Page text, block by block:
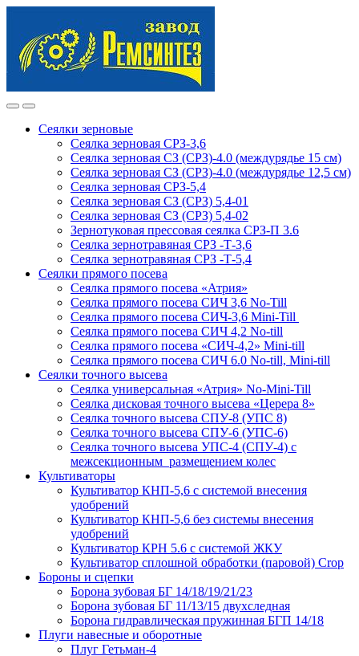
navigation
content
Сеялки зерновые
Сеялка зерновая СРЗ-3,6
Сеялка зерновая СЗ (СРЗ)-4.0 (междурядье 15 см)
Сеялка зерновая СЗ (СРЗ)-4.0 (междурядье 12,5 см)
Сеялка зерновая СРЗ-5,4
Сеялка зерновая СЗ (СРЗ) 5,4-01
Сеялка зерновая СЗ (СРЗ) 5,4-02
Зернотуковая прессовая сеялка СРЗ-П 3.6
Сеялка зернотравяная СРЗ -Т-3,6
Сеялка зернотравяная СРЗ -Т-5,4
Сеялки прямого посева
Сеялка прямого посева «Атрия»
Сеялка прямого посева СИЧ 3,6 No-Till
Сеялка прямого посева СИЧ-3,6 Mini-Till
Сеялка прямого посева СИЧ 4,2 No-till
Сеялка прямого посева «СИЧ-4,2» Mini-till
Сеялка прямого посева СИЧ 6.0 No-till, Mini-till
Сеялки точного высева
Сеялка универсальная «Атрия» No-Mini-Till
Сеялка дисковая точного высева «Церера 8»
Сеялка точного высева СПУ-8 (УПС 8)
Сеялка точного высева СПУ-6 (УПС-6)
Сеялка точного высева УПС-4 (СПУ-4) с
межсекционным размещением колес
Культиваторы
Культиватор КНП-5,6 с системой внесения
удобрений
Культиватор КНП-5,6 без системы внесения
удобрений
Культиватор КРН 5.6 с системой ЖКУ
Культиватор сплошной обработки (паровой) Crop
Бороны и сцепки
Борона зубовая БГ 14/18/19/21/23
Борона зубовая БГ 11/13/15 двухследная
Борона гидравлическая пружинная БГП 14/18
Плуги навесные и оборотные
Плуг Гетьман-4